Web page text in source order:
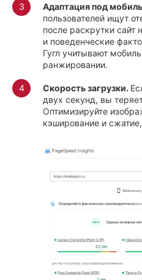
Адаптация под
пользователей ищут
после раскрутки сайт
и поведенческие
Гугл учитывают
ранжировании.
Скорость загрузки.
двух секунд, вы
Оптимизируйте
кэширование и